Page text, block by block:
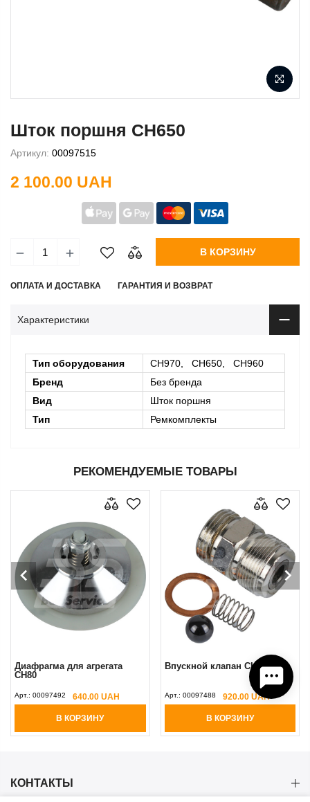
Шток поршня CH650
Артикул: 00097515
2 100.00 UAH
В КОРЗИНУ
ОПЛАТА И ДОСТАВКА ГАРАНТИЯ И ВОЗВРАТ
Характеристики
Тип оборудования
CH970, CH650, CH960
Бренд
Без бренда
Вид
Шток поршня
Тип
Ремкомплекты
РЕКОМЕНДУЕМЫЕ ТОВАРЫ
Диафрагма для агрегата
CH80
Арт.: 00097492 640.00 UAH
В КОРЗИНУ
Впускной клапан CH50
Арт.: 00097488 920.00 UAH
В КОРЗИНУ
КОНТАКТЫ